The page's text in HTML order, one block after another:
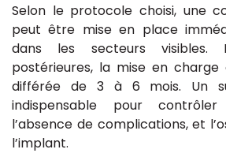
Selon le protocole choisi, une
peut être mise en place
dans les secteurs visibles.
postérieures, la mise en
différée de 3 à 6 mois. Un
indispensable pour
l’absence de complications, et
l’implant.